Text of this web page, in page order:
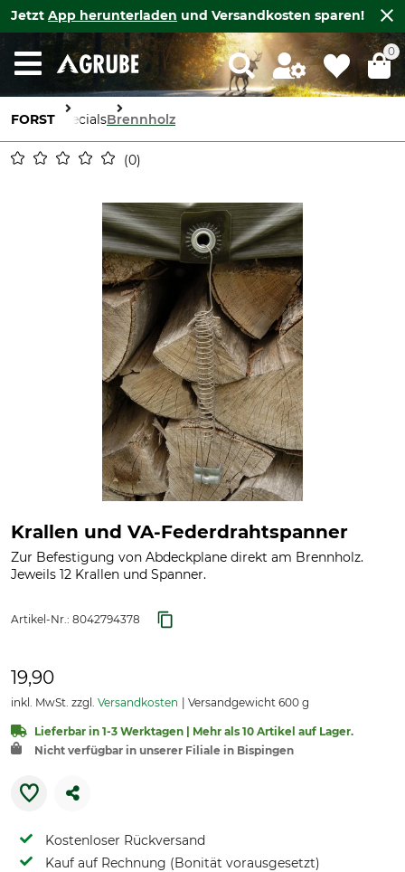
Jetzt App herunterladen und Versandkosten sparen!
0
FORST SpecialsBrennholz
0
Krallen und VA-Federdrahtspanner
Zur Befestigung von Abdeckplane direkt am Brennholz.
Jeweils 12 Krallen und Spanner.
Artikel-Nr.: 8042794378
19,90
inkl. MwSt. zzgl. Versandkosten Versandgewicht 600 g
Lieferbar in 1-3 Werktagen | Mehr als 10 Artikel auf Lager.
Nicht verfügbar in unserer Filiale in Bispingen
Kostenloser Rückversand
Kauf auf Rechnung (Bonität vorausgesetzt)